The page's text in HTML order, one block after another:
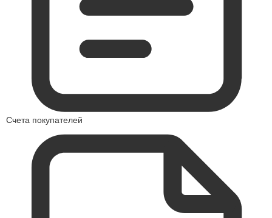
Счета покупателей